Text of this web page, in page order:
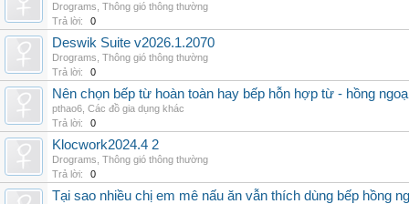
Drograms Thông gió thông thường
Trả lời:
0
Deswik Suite v2026.1.2070
Drograms Thông gió thông thường
Trả lời:
0
Nên chọn bếp từ hoàn toàn hay bếp hỗn hợp từ - hồng
pthao6 Các đồ gia dụng khác
Trả lời:
0
Klocwork2024.4 2
Drograms Thông gió thông thường
Trả lời:
0
Tại sao nhiều chị em mê nấu ăn vẫn thích dùng bếp hồng